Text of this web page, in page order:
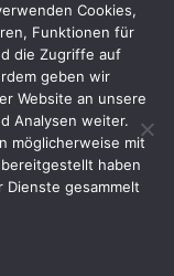
Cookies,
Funktionen für
die Zugriffe auf
geben wir
Website an unsere
Analysen weiter.
möglicherweise mit
haben
Dienste gesammelt